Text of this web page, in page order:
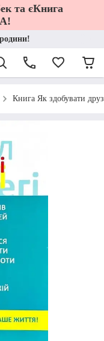
та єКнига
Книга Як здобувати